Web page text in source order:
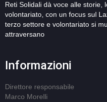
Reti Solidali dà voce alle storie,
volontariato, con un focus sul
terzo settore e volontariato si
attraversano
Informazioni
Direttore responsabile
Marco Morelli